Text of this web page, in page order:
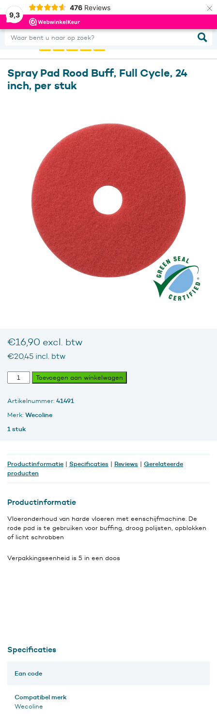
9,3
476 Reviews ×
Waar bent u naar op zoek?
0
Spray Pad Rood Buff, Full Cycle, 24
inch, per stuk
€16,90 excl. btw
€20,45 incl. btw
Spray
Pad
Buff,
Full
24
aantal
Toevoegen aan winkelwagen
Artikelnummer: 41491
Merk: Wecoline
1 stuk
Productinformatie | Specificaties | Reviews | Gerelateerde
producten
Productinformatie
Vloeronderhoud van harde vloeren met eenschijfmachine. De
rode pad is te gebruiken voor buffing, droog polijsten, opblokken
of licht schrobben
Verpakkingseenheid is 5 in een doos
Specificaties
Ean code
Compatibel merk
Wecoline